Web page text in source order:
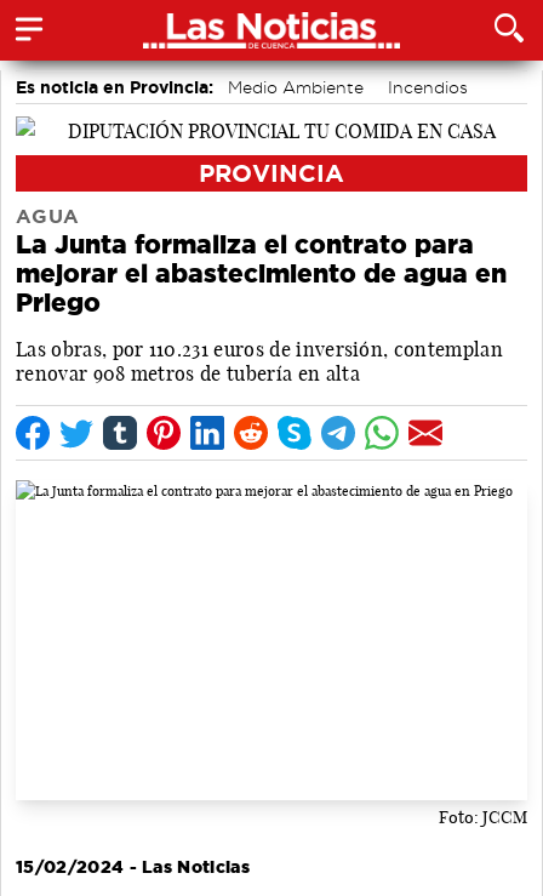
Es noticia en Provincia: Medio Ambiente
Incendios
Movilidad
PROVINCIA
AGUA
La Junta formaliza el contrato para
mejorar el abastecimiento de agua en
Priego
Las obras, por 110.231 euros de inversión, contemplan
renovar 908 metros de tubería en alta
Foto: JCCM
15/02/2024 - Las Noticias